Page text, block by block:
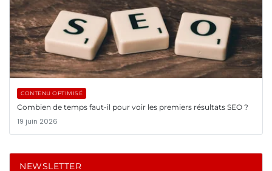
CONTENU OPTIMISÉ
Combien de temps faut-il pour voir les premiers résultats SEO ?
19 juin 2026
NEWSLETTER